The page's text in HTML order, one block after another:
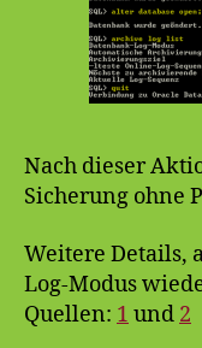
Nach dieser
Sicherung ohne
Weitere Details,
Log-Modus
Quellen: 1 und 2